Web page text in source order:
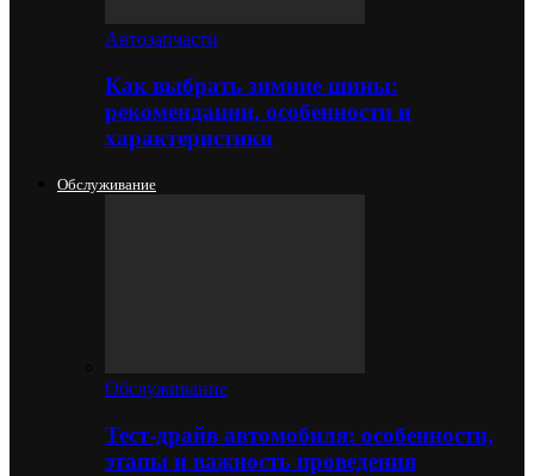
Автозапчасти
Как выбрать зимние шины:
рекомендации, особенности и
характеристики
Обслуживание
Обслуживание
Тест-драйв автомобиля: особенности,
этапы и важность проведения